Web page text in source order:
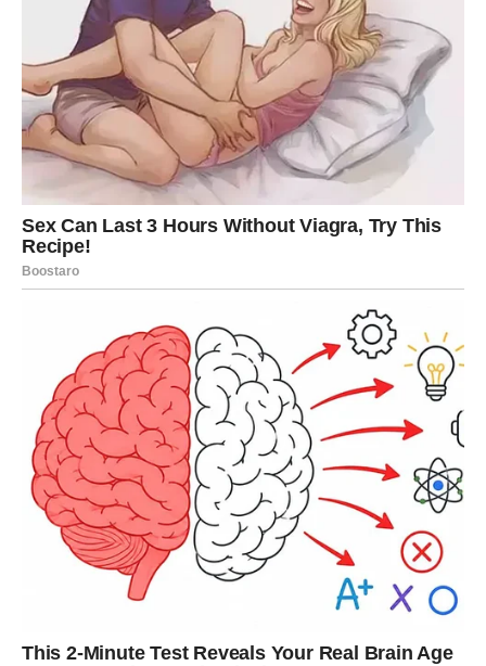
DJEVICA
Pred vama su dani tokom kojih ćete jasno vidjeti kome
možete vjerovati.
Jedna osoba sada pokazuje svoje pravo lice i donosi vam
važnu lekciju.
Intuicija vam otkriva istinu
Pred vama su veoma posebni trenuci.